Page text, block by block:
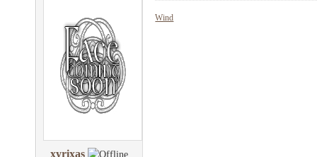
xyrixas
Wind